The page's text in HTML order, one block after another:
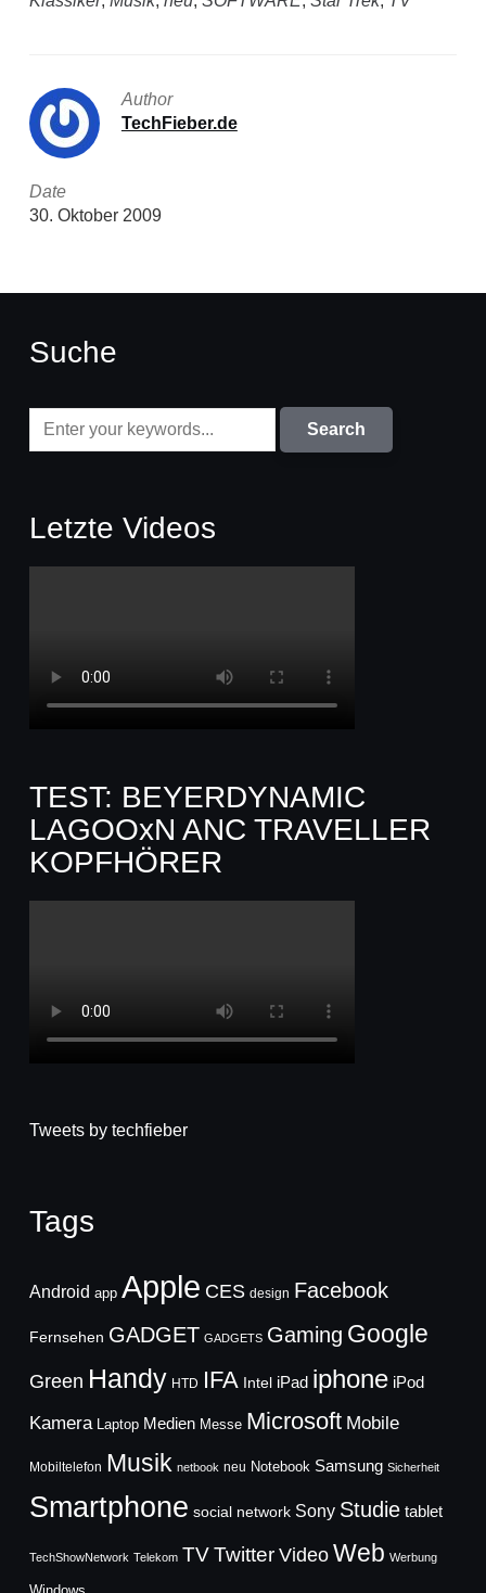
Author
TechFieber.de
Date
30. Oktober 2009
Suche
Letzte Videos
TEST: BEYERDYNAMIC
LAGOOxN ANC TRAVELLER
KOPFHÖRER
Tweets by techfieber
Tags
Android app Apple CES design Facebook
Fernsehen GADGET GADGETS Gaming Google
Green Handy HTD IFA Intel iPad iphone iPod
Kamera Laptop Medien Messe Microsoft Mobile
Mobiltelefon Musik netbook neu Notebook Samsung Sicherheit
Smartphone social network Sony Studie tablet
TechShowNetwork Telekom TVTwitter Video Web Werbung